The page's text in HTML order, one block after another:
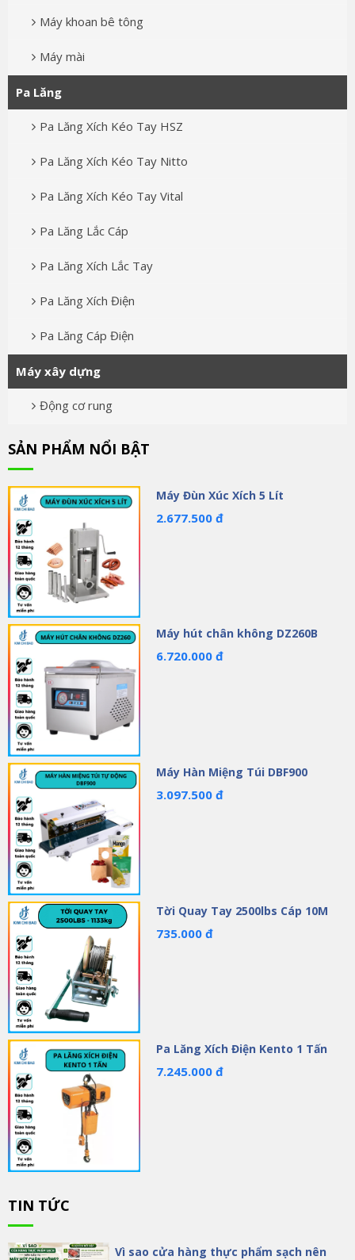
Máy khoan bê tông
Máy mài
Pa Lăng
Pa Lăng Xích Kéo Tay HSZ
Pa Lăng Xích Kéo Tay Nitto
Pa Lăng Xích Kéo Tay Vital
Pa Lăng Lắc Cáp
Pa Lăng Xích Lắc Tay
Pa Lăng Xích Điện
Pa Lăng Cáp Điện
Máy xây dựng
Động cơ rung
SẢN PHẨM NỔI BẬT
Máy Đùn Xúc Xích 5 Lít
2.677.500 đ
Máy hút chân không DZ260B
6.720.000 đ
Máy Hàn Miệng Túi DBF900
3.097.500 đ
Tời Quay Tay 2500lbs Cáp 10M
735.000 đ
Pa Lăng Xích Điện Kento 1 Tấn
7.245.000 đ
TIN TỨC
Vì sao cửa hàng thực phẩm sạch nên